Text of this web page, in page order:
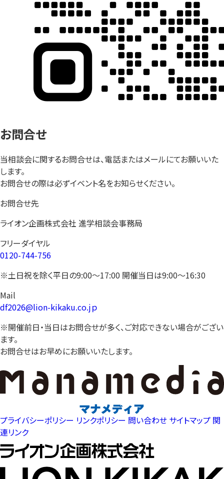
お問合せ
当相談会に関するお問合せは、電話またはメールにてお願いいた
します。
お問合せの際は必ずイベント名をお知らせください。
お問合せ先
ライオン企画株式会社 進学相談会事務局
フリーダイヤル
0120-744-756
※土日祝を除く平日の9:00〜17:00 開催当日は9:00〜16:30
Mail
df2026@lion-kikaku.co.jｐ
※開催前日・当日はお問合せが多く、ご対応できない場合がござい
ます。
お問合せはお早めにお願いいたします。
プライバシーポリシー リンクポリシー 問い合わせ サイトマップ 関
連リンク